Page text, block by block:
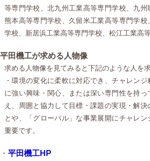
等専門学校、北九州工業高等専門学校、九州
熊本高等専門学校、久留米工業高等専門学校
学校、新居浜工業高等専門学校、松江工業高
平田機工が求める人物像
求める人物像を見てみると下記のような人を
・環境の変化に柔軟に対応でき、チャレンジ
に強い興味・関心、または深い専門性を持
え、周囲と協力して目標・課題の実現・解決
とや、「グローバル」な事業展開にチャレン
重要です。
・ 平田機工HP